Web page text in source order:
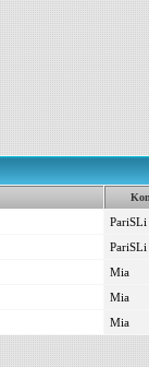
PariSLi
PariSLi
Mia
Mia
Mia